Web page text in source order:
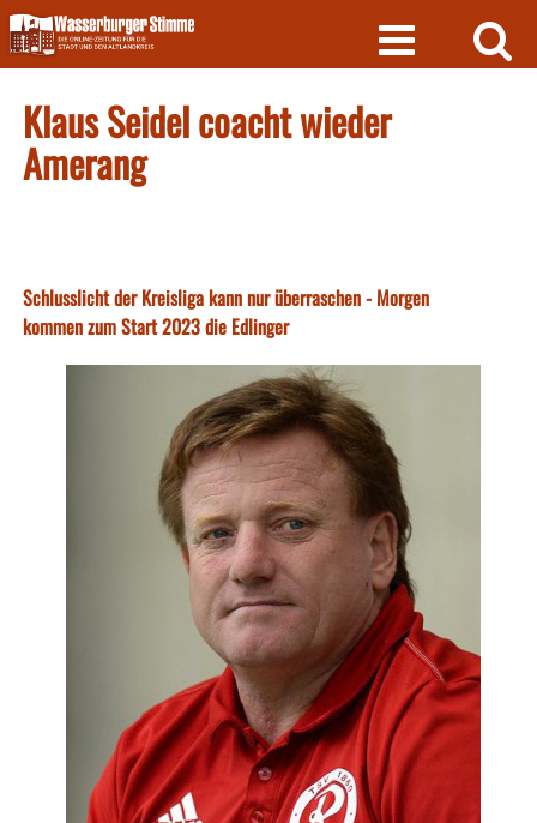
Skip
to
content
Klaus Seidel coacht wieder
Amerang
Schlusslicht der Kreisliga kann nur überraschen - Morgen
kommen zum Start 2023 die Edlinger